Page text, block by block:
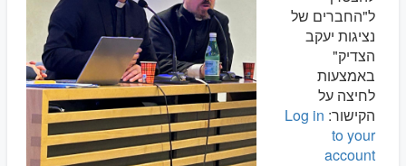
ל"החברים של
נציגות יעקב
הצדיק"
באמצעות
לחיצה על
הקישור: Log in
to your
account